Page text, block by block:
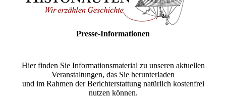
Presse-Informationen
Hier finden Sie Informationsmaterial zu unseren aktuellen
Veranstaltungen, das Sie herunterladen
und im Rahmen der Berichterstattung natürlich kostenfrei
nutzen können.